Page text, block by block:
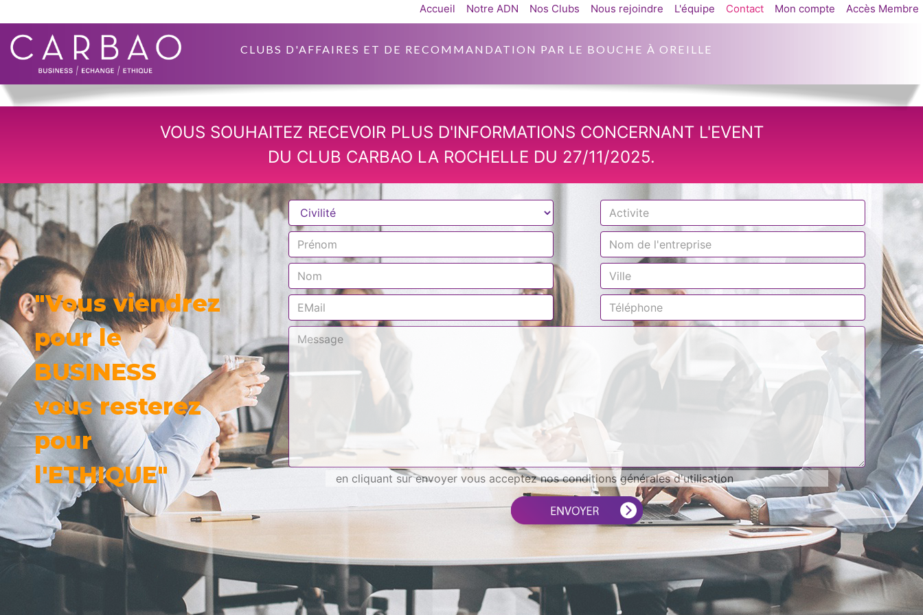
CLUBS D'AFFAIRES ET DE RECOMMANDATION PAR LE BOUCHE À OREILLE
Accueil Notre ADN Nos Clubs Nous rejoindre L'équipe Contact Mon compte Accès Membre
VOUS SOUHAITEZ RECEVOIR PLUS D'INFORMATIONS CONCERNANT L'EVENT
DU CLUB CARBAO LA ROCHELLE DU 27/11/2025.
"Vous viendrez
pour le
BUSINESS
vous resterez
pour
l'ETHIQUE"
en cliquant sur envoyer vous acceptez nos conditions générales d'utilisation